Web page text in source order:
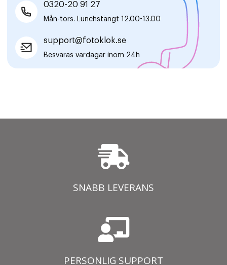
0320-20 91 27
Mån-tors. Lunchstängt 12.00-13.00
support@fotoklok.se
Besvaras vardagar inom 24h
SNABB LEVERANS
PERSONLIG SUPPORT